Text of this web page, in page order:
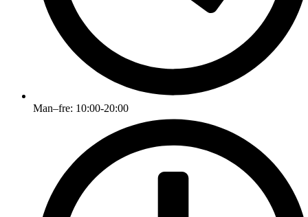
Man–fre: 10:00-20:00